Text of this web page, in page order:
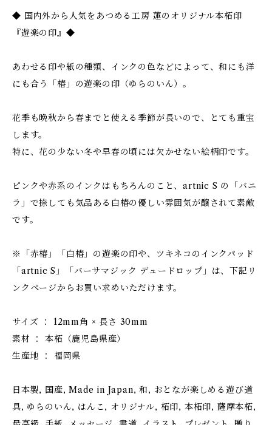
◆ 国内外から人気をあつめる工房 蓮のオリジナル本柘印
『遊楽の印』◆
あわせる印や紙の種類、インクの色などによって、和にも洋
にも合う「椿」の遊楽の印（ゆらのいん）。
花季も晩秋から春までと使える季節が長いので、とても重宝
します。
特に、花の少ない冬や早春の頃には欠かせない絵柄印です。
ピンクや赤系のインクはもちろんのこと、artnic S の「バニ
ラ」で捺しても気品ある白椿の優しい雰囲気が醸されて素敵
です。
※「赤椿」「白椿」の遊楽の印や、ツキネコのインクパッド
「artnic S」「バーサマジック デュードロップ」は、下記リ
ンクページからお買い求めいただけます。
サイズ ： 12mm角 × 長さ 30mm
素材 ： 本柘（鹿児島県産）
生産地 ： 福岡県
日本製, 国産, Made in Japan, 和, おとなが楽しめる遊び道
具, ゆらのいん, はんこ, オリジナル, 柘印, 本柘印, 薩摩本柘,